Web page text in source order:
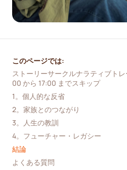
このページでは:
ストーリーサークルナラティブト
00 から 17:00 までスキップ
1。個人的な反省
2。家族とのつながり
3。人生の教訓
4。フューチャー・レガシー
結論
よくある質問